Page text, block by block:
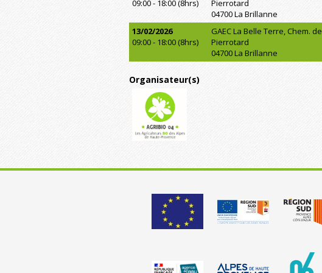
09:00 - 18:00 (8hrs)
Pierrotard
04700 La Brillanne
13/02/2026
09:00 - 18:00 (8hrs)
GAEC La Belle Terre, Chem. de
Pierrotard
04700 La Brillanne
Organisateur(s)